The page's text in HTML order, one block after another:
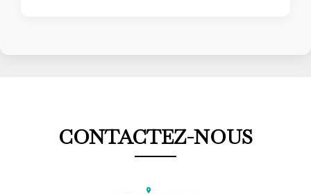
CONTACTEZ-NOUS